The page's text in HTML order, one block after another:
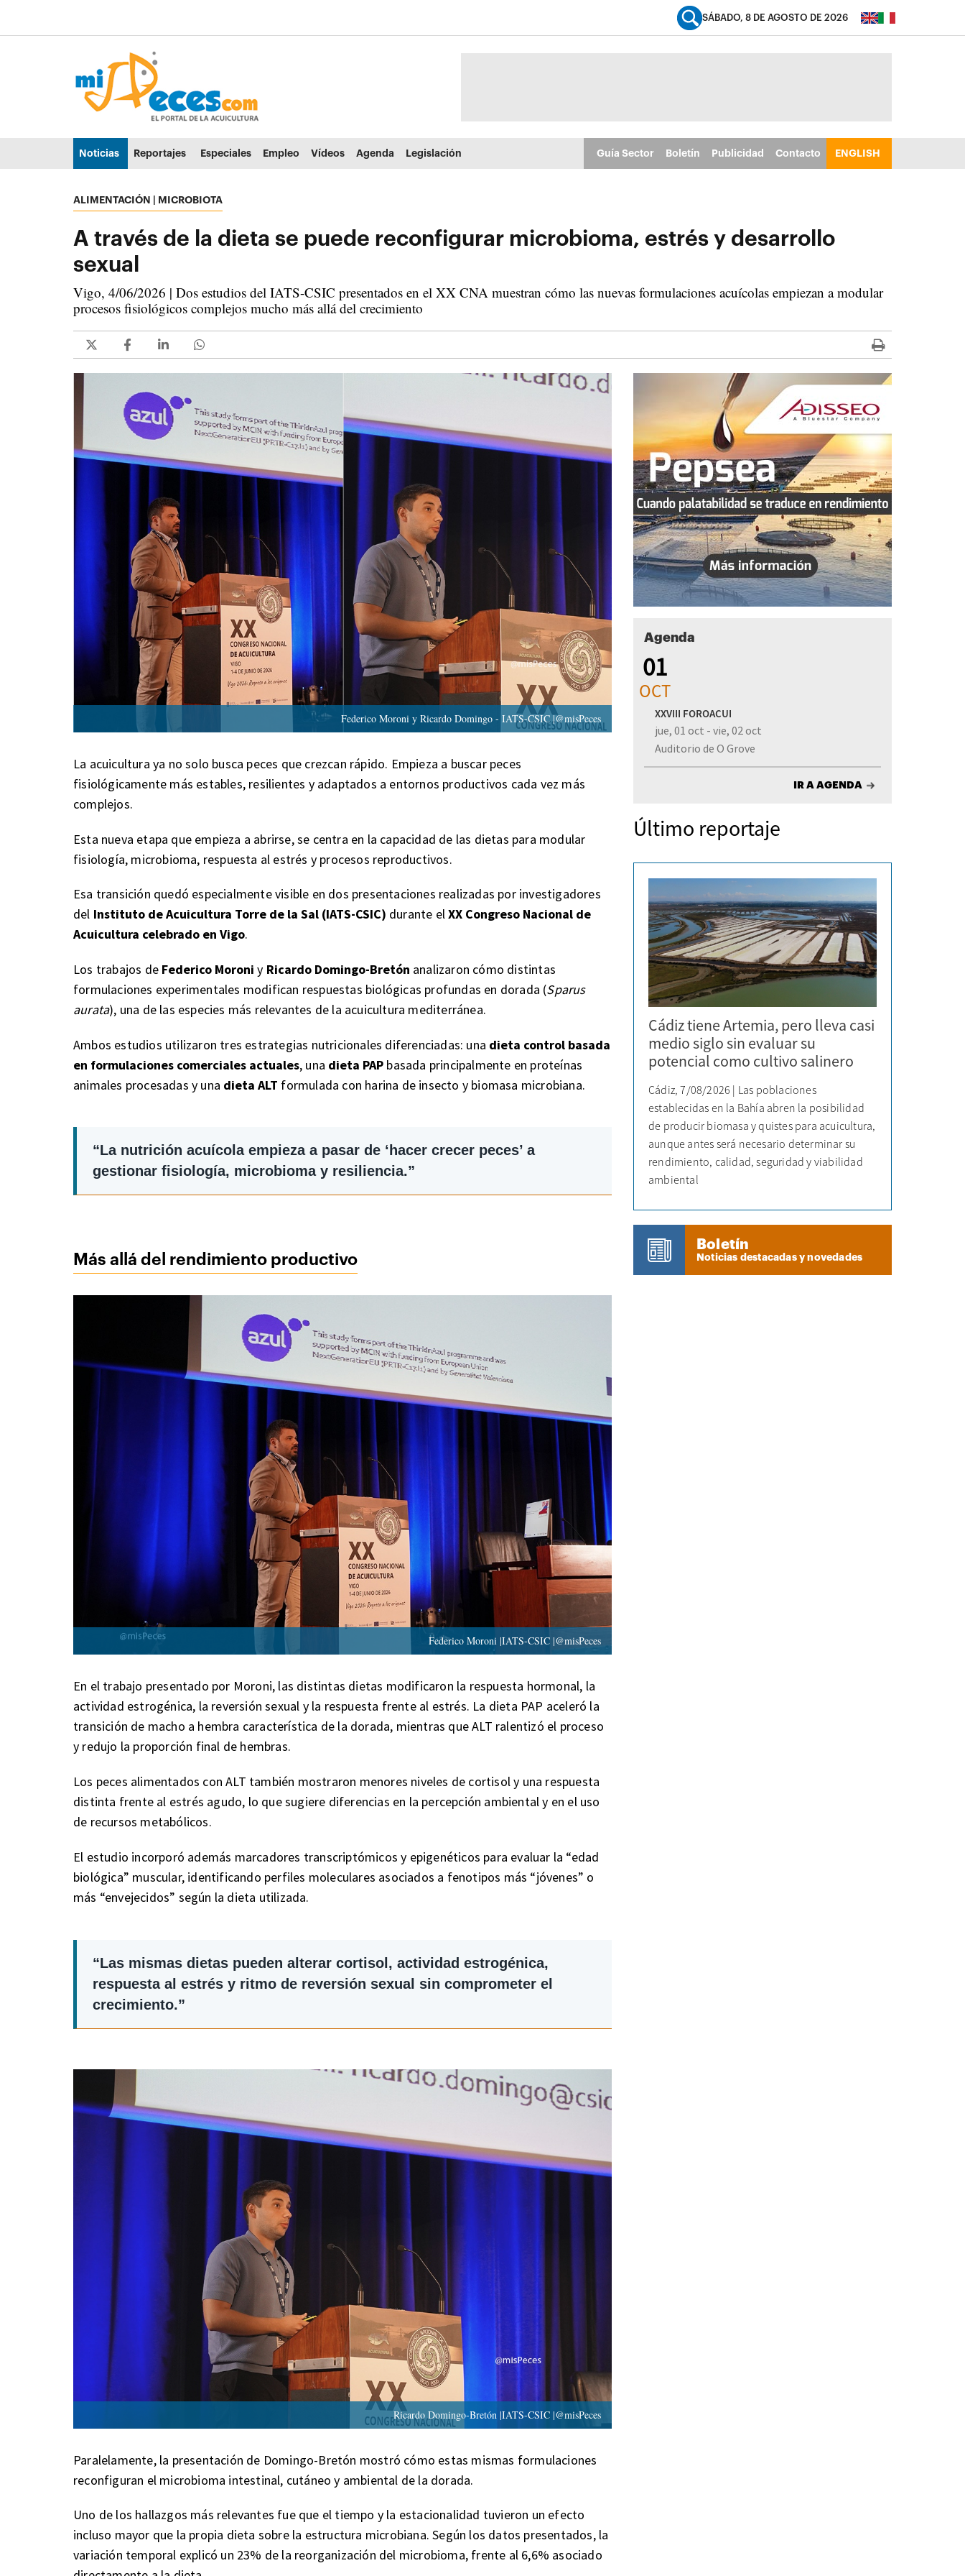
Ir al menú principal (alt + u)
SÁBADO, 8 DE AGOSTO DE 2026
Noticias Reportajes Especiales Empleo Vídeos Agenda Legislación Guía Sector Boletín Publicidad Contacto ENGLISH
ALIMENTACIÓN | MICROBIOTA
A través de la dieta se puede reconfigurar microbioma, estrés y desarrollo
sexual
Vigo, 4/06/2026 | Dos estudios del IATS-CSIC presentados en el XX CNA muestran cómo las nuevas formulaciones acuícolas empiezan a modular
procesos fisiológicos complejos mucho más allá del crecimiento
Federico Moroni y Ricardo Domingo - IATS-CSIC |@misPeces
La acuicultura ya no solo busca peces que crezcan rápido. Empieza a buscar peces
fisiológicamente más estables, resilientes y adaptados a entornos productivos cada vez más
complejos.
Esta nueva etapa que empieza a abrirse, se centra en la capacidad de las dietas para modular
fisiología, microbioma, respuesta al estrés y procesos reproductivos.
Esa transición quedó especialmente visible en dos presentaciones realizadas por investigadores
del Instituto de Acuicultura Torre de la Sal (IATS-CSIC) durante elXX Congreso Nacional de
Acuicultura celebrado en Vigo.
Los trabajos de Federico Moroni y Ricardo Domingo-Bretón analizaron cómo distintas
formulaciones experimentales modifican respuestas biológicas profundas en dorada (Sparus
aurata), una de las especies más relevantes de la acuicultura mediterránea.
Ambos estudios utilizaron tres estrategias nutricionales diferenciadas: una dieta control basada
en formulaciones comerciales actuales, una dieta PAP basada principalmente en proteínas
animales procesadas y una dieta ALT formulada con harina de insecto y biomasa microbiana.
“La nutrición acuícola empieza a pasar de ‘hacer crecer peces’ a
gestionar fisiología, microbioma y resiliencia.”
Más allá del rendimiento productivo
Federico Moroni |IATS-CSIC |@misPeces
En el trabajo presentado por Moroni, las distintas dietas modificaron la respuesta hormonal, la
actividad estrogénica, la reversión sexual y la respuesta frente al estrés. La dieta PAP aceleró la
transición de macho a hembra característica de la dorada, mientras que ALT ralentizó el proceso
y redujo la proporción final de hembras.
Los peces alimentados con ALT también mostraron menores niveles de cortisol y una respuesta
distinta frente al estrés agudo, lo que sugiere diferencias en la percepción ambiental y en el uso
de recursos metabólicos.
El estudio incorporó además marcadores transcriptómicos y epigenéticos para evaluar la “edad
biológica” muscular, identificando perfiles moleculares asociados a fenotipos más “jóvenes” o
más “envejecidos” según la dieta utilizada.
“Las mismas dietas pueden alterar cortisol, actividad estrogénica,
respuesta al estrés y ritmo de reversión sexual sin comprometer el
crecimiento.”
Ricardo Domingo-Bretón |IATS-CSIC |@misPeces
Paralelamente, la presentación de Domingo-Bretón mostró cómo estas mismas formulaciones
reconfiguran el microbioma intestinal, cutáneo y ambiental de la dorada.
Uno de los hallazgos más relevantes fue que el tiempo y la estacionalidad tuvieron un efecto
incluso mayor que la propia dieta sobre la estructura microbiana. Según los datos presentados, la
variación temporal explicó un 23% de la reorganización del microbioma, frente al 6,6% asociado
Agenda
01
OCT
XXVIII FOROACUI
jue, 01 oct - vie, 02 oct
Auditorio de O Grove
IR A AGENDA
Último reportaje
Cádiz tiene Artemia, pero lleva casi
medio siglo sin evaluar su
potencial como cultivo salinero
Cádiz, 7/08/2026 | Las poblaciones
establecidas en la Bahía abren la posibilidad
de producir biomasa y quistes para acuicultura,
aunque antes será necesario determinar su
rendimiento, calidad, seguridad y viabilidad
ambiental
Boletín
Noticias destacadas y novedades